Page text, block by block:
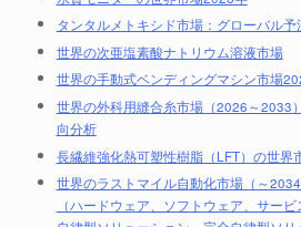
タンタルメトキシド市場：グローバル
世界の次亜塩素酸ナトリウム溶液市場
世界の手動式ベンディングマシン市場
世界の外科用縫合糸市場（2026～2033
向分析
長繊維強化熱可塑性樹脂（LFT）の世界
世界のラストマイル自動化市場（～
（ハードウェア、ソフトウェア、サー